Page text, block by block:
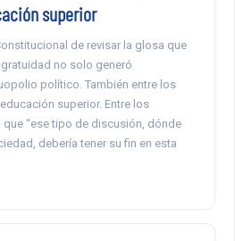
superior
de revisar la glosa que
no solo generó
político. También entre los
superior. Entre los
“ese tipo de discusión, dónde
debería tener su fin en esta